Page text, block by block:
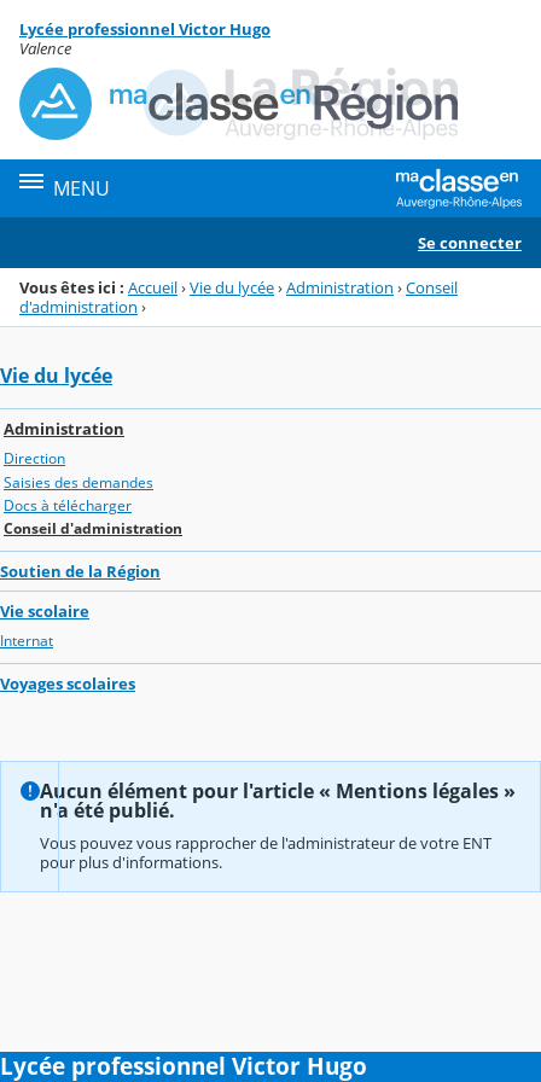
Menu de la rubrique
Contenu
Lycée professionnel Victor Hugo
Valence
MENU
Se connecter
Vous êtes ici : Accueil›Vie du lycée›Administration ›Conseil
d'administration ›
Vie du lycée
Administration
Direction
Saisies des demandes
Docs à télécharger
Conseil d'administration
Soutien de la Région
Vie scolaire
Internat
Voyages scolaires
Aucun élément pour l'article « Mentions légales »
n'a été publié.
Vous pouvez vous rapprocher de l'administrateur de votre ENT
pour plus d'informations.
Lycée professionnel Victor Hugo